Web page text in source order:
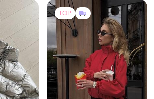
7
2200 грн